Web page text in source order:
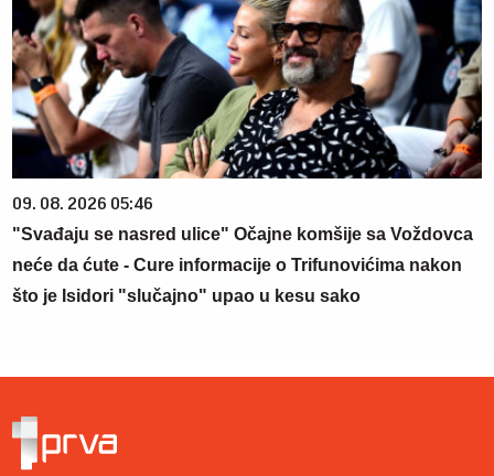
09. 08. 2026 05:46
"Svađaju se nasred ulice" Očajne komšije sa Voždovca
neće da ćute - Cure informacije o Trifunovićima nakon
što je Isidori "slučajno" upao u kesu sako